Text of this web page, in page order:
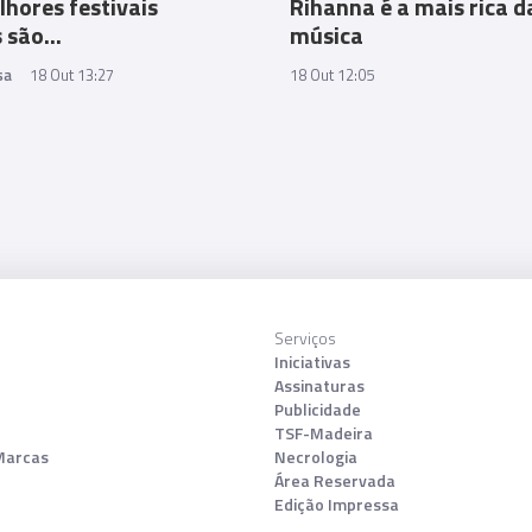
18 Out 13:27
música
18 Out 12:05
Serviços
Iniciativas
Assinaturas
Publicidade
TSF-Madeira
Necrologia
Área Reservada
Edição Impressa